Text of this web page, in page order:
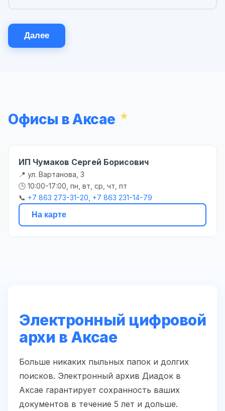
Далее
Офисы в Аксае
ИП Чумаков Сергей Борисович
📍 ул. Вартанова, 3
🕒 10:00-17:00, пн, вт, ср, чт, пт
📞 +7 863 273-31-20, +7 863 231-14-79
На карте
Электронный цифровой
архи в Аксае
Больше никаких пыльных папок и долгих
поисков. Электронный архив Диадок в
Аксае гарантирует сохранность ваших
документов в течение 5 лет и дольше.